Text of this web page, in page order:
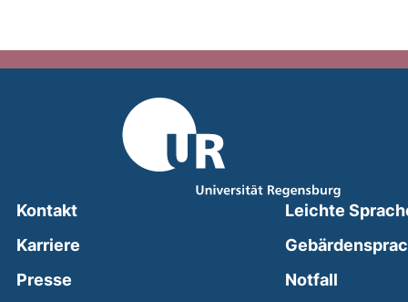
Kontakt
Karriere
Presse
Leichte
Notfall